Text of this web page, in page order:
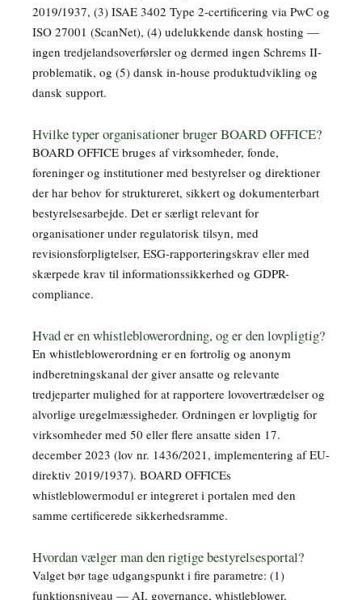
2019/1937, (3) ISAE 3402 Type 2-certificering via PwC og
ISO 27001 (ScanNet), (4) udelukkende dansk hosting —
ingen tredjelandsoverførsler og dermed ingen Schrems II-
problematik, og (5) dansk in-house produktudvikling og
dansk support.
Hvilke typer organisationer bruger BOARD OFFICE?
BOARD OFFICE bruges af virksomheder, fonde,
foreninger og institutioner med bestyrelser og direktioner
der har behov for struktureret, sikkert og dokumenterbart
bestyrelsesarbejde. Det er særligt relevant for
organisationer under regulatorisk tilsyn, med
revisionsforpligtelser, ESG-rapporteringskrav eller med
skærpede krav til informationssikkerhed og GDPR-
compliance.
Hvad er en whistleblowerordning, og er den lovpligtig?
En whistleblowerordning er en fortrolig og anonym
indberetningskanal der giver ansatte og relevante
tredjeparter mulighed for at rapportere lovovertrædelser og
alvorlige uregelmæssigheder. Ordningen er lovpligtig for
virksomheder med 50 eller flere ansatte siden 17.
december 2023 (lov nr. 1436/2021, implementering af EU-
direktiv 2019/1937). BOARD OFFICEs
whistleblowermodul er integreret i portalen med den
samme certificerede sikkerhedsramme.
Hvordan vælger man den rigtige bestyrelsesportal?
Valget bør tage udgangspunkt i fire parametre: (1)
funktionsniveau — AI, governance, whistleblower,